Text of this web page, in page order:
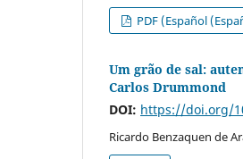
PDF (Español
Um grão de sal:
Carlos Drummond
DOI: https://doi.org/
Ricardo Benzaquen de